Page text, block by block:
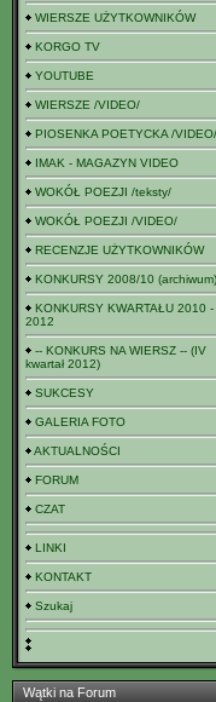
WIERSZE UŻYTKOWNIKÓW
KORGO TV
YOUTUBE
WIERSZE /VIDEO/
PIOSENKA POETYCKA /VIDEO/
IMAK - MAGAZYN VIDEO
WOKÓŁ POEZJI /teksty/
WOKÓŁ POEZJI /VIDEO/
RECENZJE UŻYTKOWNIKÓW
KONKURSY 2008/10 (archiwum)
KONKURSY KWARTAŁU 2010 -
2012
-- KONKURS NA WIERSZ -- (IV
kwartał 2012)
SUKCESY
GALERIA FOTO
AKTUALNOŚCI
FORUM
CZAT
LINKI
KONTAKT
Szukaj
Wątki na Forum